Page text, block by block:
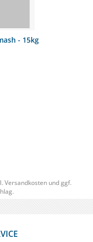
- 15kg
Versandkosten und ggf.